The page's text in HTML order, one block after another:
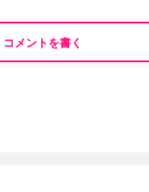
メントを書く